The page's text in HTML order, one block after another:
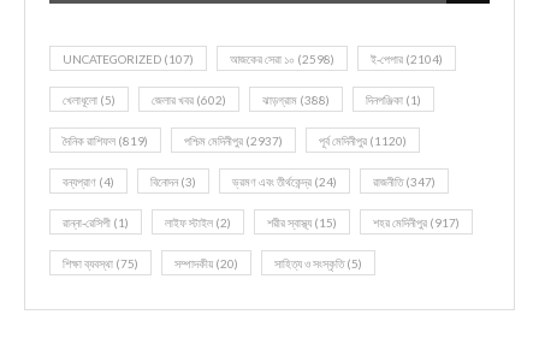
UNCATEGORIZED (107) আজকের সেরা ১০ (2598) ই-পেপার (2104)
খেলাধূলো (5) জেলার খবর (602) ঝাড়গ্রাম (388) দিনপঞ্জিকা (1)
দৈনিক রাশিফল (819) পশ্চিম মেদিনীপুর (2937) পূর্ব মেদিনীপুর (1120)
বন্যপ্রাণ (4) বিনোদন(3) ভ্রমণ এবং তীর্থকেন্দ্র (24) রাজনীতি(347)
রান্না-রেসিপী (1) লাইফ স্টাইল (2) শরীর স্বাস্থ্য (15) শহর মেদিনীপুর (917)
শিক্ষা ব্যবস্থা (75) সম্পাদকীয় (20) সাহিত্য ও সংস্কৃতি(5)